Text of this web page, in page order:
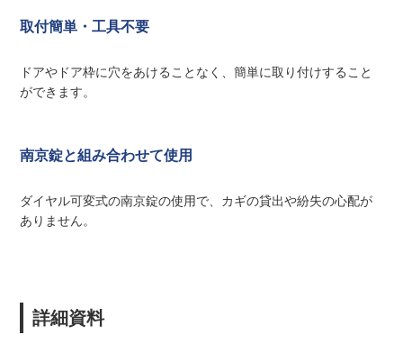
取付簡単・工具不要
ドアやドア枠に穴をあけることなく、簡単に取り付けすること
ができます。
南京錠と組み合わせて使用
ダイヤル可変式の南京錠の使用で、カギの貸出や紛失の心配が
ありません。
詳細資料